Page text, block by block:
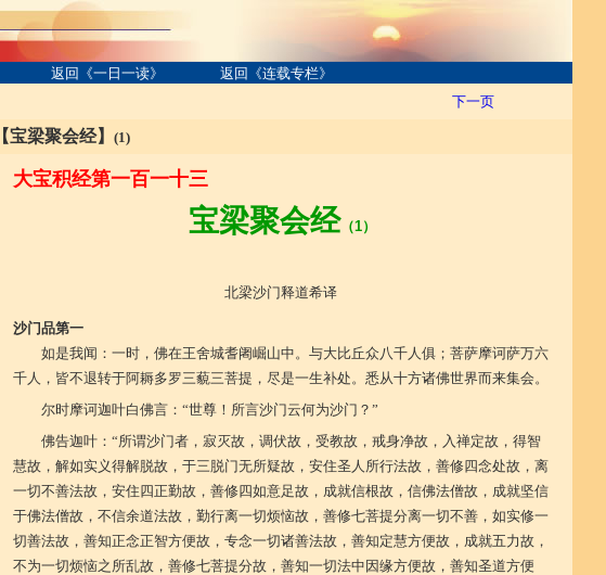
返回《一日一读》
返回《连载专栏》
下一页
【宝梁聚会经】 (1)
大宝积经第一百一十三
宝梁聚会经 （1）
北梁沙门释道希译
沙门品第一
如是我闻：一时，佛在王舍城耆阇崛山中。与大比丘众八千人俱；菩萨摩诃萨万六
千人，皆不退转于阿耨多罗三藐三菩提，尽是一生补处。悉从十方诸佛世界而来集会。
尔时摩诃迦叶白佛言：“世尊！所言沙门云何为沙门？”
佛告迦叶：“所谓沙门者，寂灭故，调伏故，受教故，戒身净故，入禅定故，得智
慧故，解如实义得解脱故，于三脱门无所疑故，安住圣人所行法故，善修四念处故，离
一切不善法故，安住四正勤故，善修四如意足故，成就信根故，信佛法僧故，成就坚信
于佛法僧故，不信余道法故，勤行离一切烦恼故，善修七菩提分离一切不善，如实修一
切善法故，善知正念正智方便故，专念一切诸善法故，善知定慧方便故，成就五力故，
不为一切烦恼之所乱故，善修七菩提分故，善知一切法中因缘方便故，善知圣道方便